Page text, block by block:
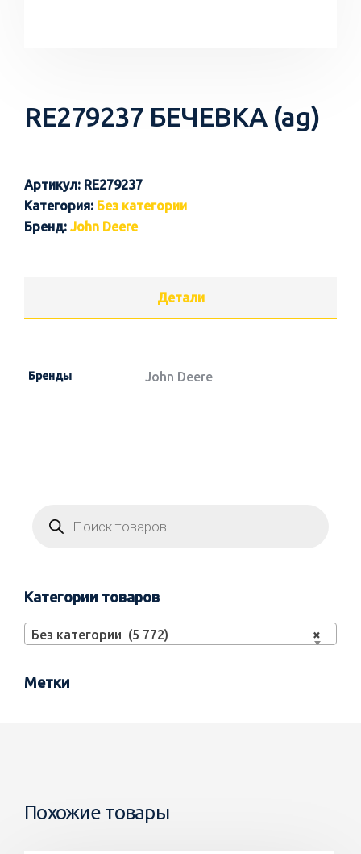
RE279237 БЕЧЕВКА (ag)
Артикул: RE279237
Категория: Без категории
Бренд: John Deere
Детали
Бренды John Deere
Категории товаров
×
Без категории (5 772)
Метки
Похожие товары